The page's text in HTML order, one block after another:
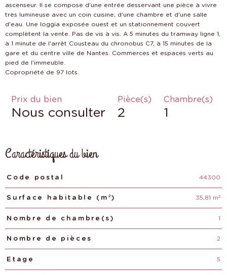
ascenseur. Il se compose d'une entrée desservant une pièce à vivre
très lumineuse avec un coin cuisine, d'une chambre et d'une salle
d'eau. Une loggia exposée ouest et un stationnement couvert
complètent la vente. Pas de vis à vis. A 5 minutes du tramway ligne 1,
à 1 minute de l'arrêt Cousteau du chronobus C7, à 15 minutes de la
gare et du centre ville de Nantes. Commerces et espaces verts au
pied de l'immeuble.
Prix du bien
Nous consulter
Pièce(s)
2
Chambre(s)
1
Caractéristiques du bien
Caractéristiques Valeurs
Code postal 44300
Surface habitable (m²) 35,81 m²
Nombre de chambre(s) 1
Nombre de pièces 2
Etage 5